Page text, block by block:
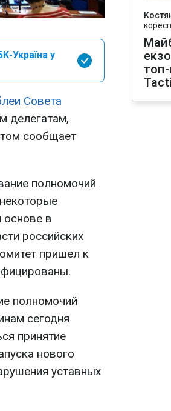
Україна у
Совета
делегатам,
сообщает
полномочий
основе в
российских
пришел к
полномочий
сегодня
принятие
нового
уставных